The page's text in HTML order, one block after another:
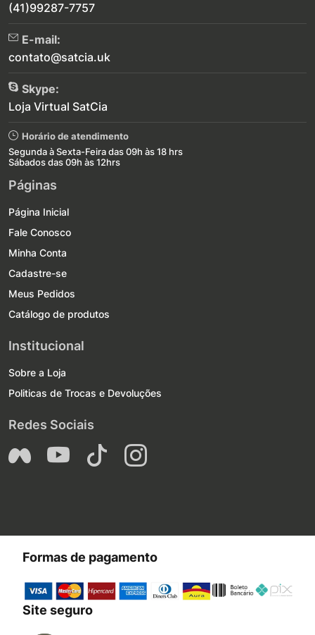
(41)99287-7757
E-mail:
contato@satcia.uk
Skype:
Loja Virtual SatCia
Horário de atendimento
Segunda à Sexta-Feira das 09h às 18 hrs
Sábados das 09h às 12hrs
Páginas
Página Inicial
Fale Conosco
Minha Conta
Cadastre-se
Meus Pedidos
Catálogo de produtos
Institucional
Sobre a Loja
Politicas de Trocas e Devoluções
Redes Sociais
Formas de pagamento
Site seguro